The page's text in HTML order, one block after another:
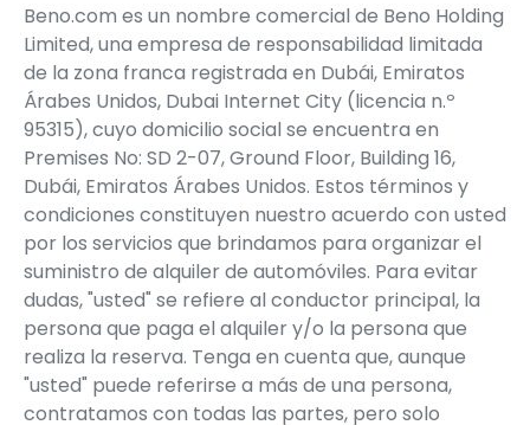
Beno.com es un nombre comercial de Beno Holding
Limited, una empresa de responsabilidad limitada
de la zona franca registrada en Dubái, Emiratos
Árabes Unidos, Dubai Internet City (licencia n.º
95315), cuyo domicilio social se encuentra en
Premises No: SD 2-07, Ground Floor, Building 16,
Dubái, Emiratos Árabes Unidos. Estos términos y
condiciones constituyen nuestro acuerdo con usted
por los servicios que brindamos para organizar el
suministro de alquiler de automóviles. Para evitar
dudas, "usted" se refiere al conductor principal, la
persona que paga el alquiler y/o la persona que
realiza la reserva. Tenga en cuenta que, aunque
"usted" puede referirse a más de una persona,
contratamos con todas las partes, pero solo